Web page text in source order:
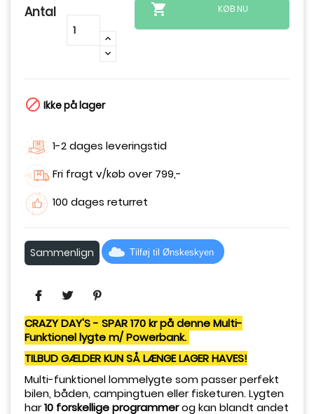
Antal  KØB NU
 Ikke på lager
1-2 dages leveringstid
Fri fragt v/køb over 799,-
100 dages returret
Sammenlign Tilføj til Ønskeskyen
CRAZY DAY'S - SPAR 170 kr på denne Multi-
Funktionel lygte m/ Powerbank.
TILBUD GÆLDER KUN SÅ LÆNGE LAGER HAVES!
Multi-funktionel lommelygte som passer perfekt
bilen, båden, campingtuen eller fisketuren. Lygten
har10 forskellige programmerog kan blandt andet